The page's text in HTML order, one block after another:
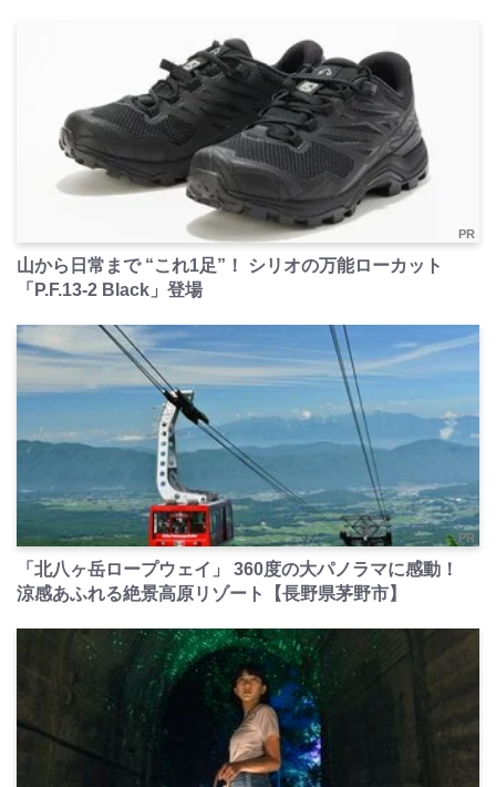
PR
山から日常まで “これ1足”！ シリオの万能ローカット
「P.F.13-2 Black」登場
PR
「北八ヶ岳ロープウェイ」 360度の大パノラマに感動！
涼感あふれる絶景高原リゾート【長野県茅野市】